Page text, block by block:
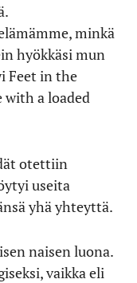
minkä
hyökkäsi mun
Feet in the
with a loaded
otettiin
useita
yhä yhteyttä.
naisen luona.
vaikka eli